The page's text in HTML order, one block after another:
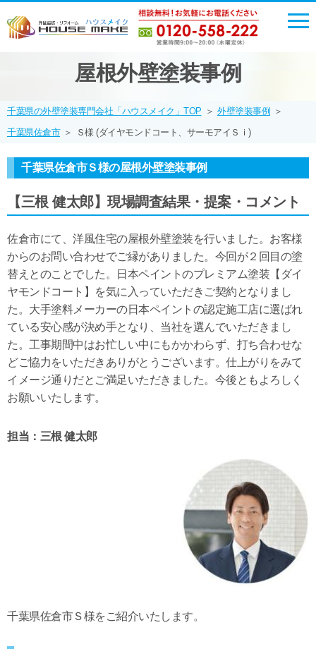
屋根外壁塗装事例
千葉県の外壁塗装専門会社「ハウスメイク」TOP ＞ 外壁塗装事例
＞
千葉県佐倉市 ＞ Ｓ様 (ダイヤモンドコート、サーモアイＳｉ)
千葉県佐倉市Ｓ様の屋根外壁塗装事例
【三根 健太郎】現場調査結果・提案・コメント
佐倉市にて、洋風住宅の屋根外壁塗装を行いました。お客様
からのお問い合わせでご縁がありました。今回が２回目の塗
替えとのことでした。日本ペイントのプレミアム塗装【ダイ
ヤモンドコート】を気に入っていただきご契約となりまし
た。大手塗料メーカーの日本ペイントの認定施工店に選ばれ
ている安心感が決め手となり、当社を選んでいただきまし
た。工事期間中はお忙しい中にもかかわらず、打ち合わせな
どご協力をいただきありがとうございます。仕上がりをみて
イメージ通りだとご満足いただきました。今後ともよろしく
お願いいたします。
担当：三根 健太郎
千葉県佐倉市Ｓ様をご紹介いたします。